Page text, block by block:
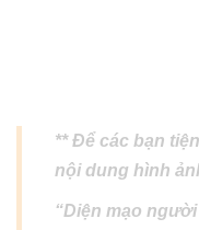
** Để các bạn
nội dung hình
“Diện mạo